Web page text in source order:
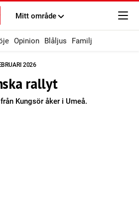
Mitt område
Opinion Blåljus Familj
2026
rallyt
Kungsör åker i Umeå.